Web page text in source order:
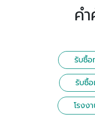
ค
รับซื้
รับซื้อ
โรงง